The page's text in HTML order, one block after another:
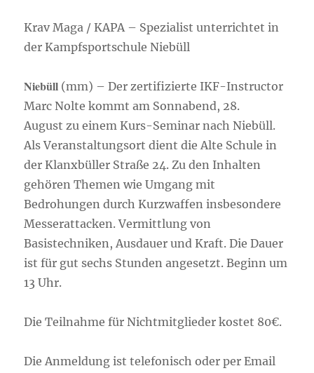
Krav Maga / KAPA – Spezialist unterrichtet in
der Kampfsportschule Niebüll
Niebüll (mm) – Der zertifizierte IKF-Instructor
Marc Nolte kommt am Sonnabend, 28.
August zu einem Kurs-Seminar nach Niebüll.
Als Veranstaltungsort dient die Alte Schule in
der Klanxbüller Straße 24. Zu den Inhalten
gehören Themen wie Umgang mit
Bedrohungen durch Kurzwaffen insbesondere
Messerattacken. Vermittlung von
Basistechniken, Ausdauer und Kraft. Die Dauer
ist für gut sechs Stunden angesetzt. Beginn um
13 Uhr.
Die Teilnahme für Nichtmitglieder kostet 80€.
Die Anmeldung ist telefonisch oder per Email